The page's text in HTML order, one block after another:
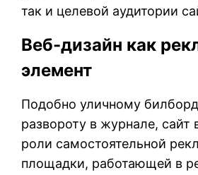
так и целевой аудитории
Веб-дизайн как
элемент
Подобно уличному
развороту в журнале, сайт
роли самостоятельной
площадки, работающей в